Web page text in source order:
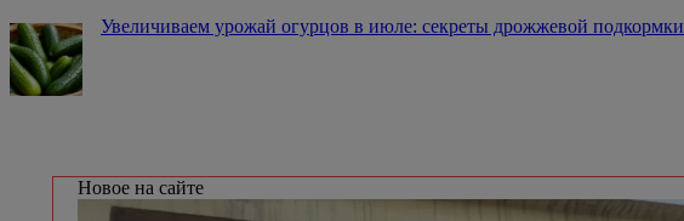
Увеличиваем урожай огурцов в июле: секреты дрожжевой подкормки
Новое на сайте